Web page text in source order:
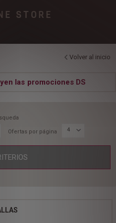
STORE
Volver al inicio
las promociones DS
Ofertas por página 4